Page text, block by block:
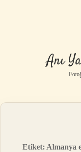
Anı
Etiket: Almanya